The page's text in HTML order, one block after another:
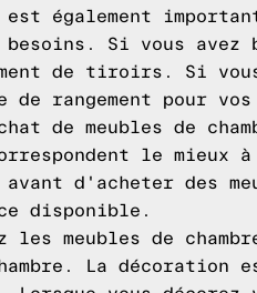
est également
Si vous avez
de tiroirs. Si
de rangement pour
de meubles de
le mieux
avant d'acheter des
disponible.
les meubles de
La décoration